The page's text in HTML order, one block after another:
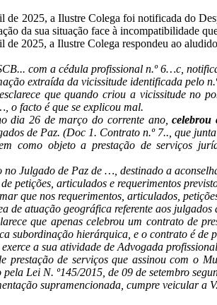
de 2025, a Ilustre Colega foi notificada do
da sua situação face à incompatibilidade
de 2025, a Ilustre Colega respondeu ao
com a cédula profissional n.º 6…c,
extraída da vicissitude identificada pelo
que quando criou a vicissitude no
o facto é que se explicou mal.
dia 26 de março do corrente ano,celebrou
de Paz. (Doc 1. Contrato n.º 7.., que
como objeto a prestação de serviços
no Julgado de Paz de …, destinado a
petições, articulados e requerimentos
que nos requerimentos, articulados,
de atuação geográfica referente aos
que apenas celebrou um contrato de
subordinação hierárquica, e o contrato é de
a sua atividade de Advogada
prestação de serviços que assinou com o
Lei N. º145/2015, de 09 de setembro
supramencionada, cumpre veicular a